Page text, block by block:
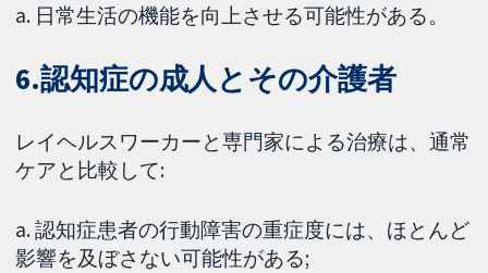
a. 日常生活の機能を向上させる可能性がある。
6.認知症の成人とその介護者
レイヘルスワーカーと専門家による治療は、通常
ケアと比較して:
a. 認知症患者の行動障害の重症度には、ほとんど
影響を及ぼさない可能性がある;